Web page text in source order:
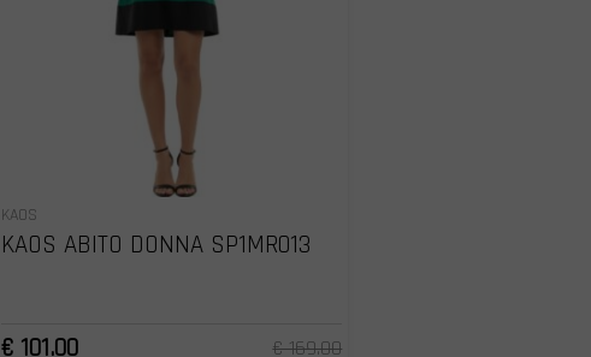
KAOS
KAOS ABITO DONNA SP1MR013
€ 101.00 € 169.00